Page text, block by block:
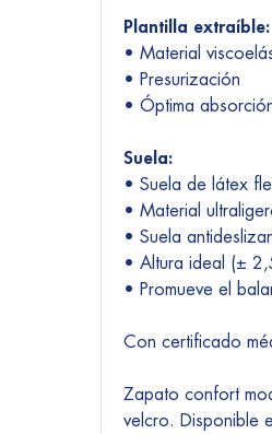
Plantilla extraíble:
• Material
• Presurización
• Óptima
Suela:
• Suela de látex
• Material
• Suela
• Altura ideal (±
• Promueve el
Con certificado
Zapato confort
velcro. Disponible